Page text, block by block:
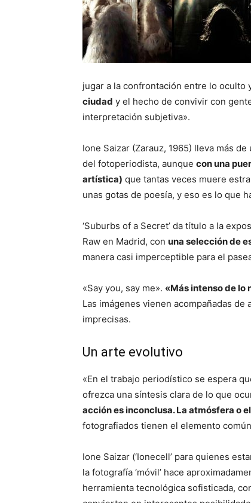
jugar a la confrontación entre lo oculto
ciudad y el hecho de convivir con
interpretación subjetiva».
Ione Saizar (Zarauz, 1965) lleva más
del fotoperiodista, aunque con una
artística) que tantas veces muere
unas gotas de poesía, y eso es lo que
‘Suburbs of a Secret’ da título a la
Raw en Madrid, con una selección de
manera casi imperceptible para el
«Say you, say me». «Más intenso de lo
Las imágenes vienen acompañadas
imprecisas.
Un arte evolutivo
«En el trabajo periodístico se espera
ofrezca una síntesis clara de lo que
acción es inconclusa. La atmósfera o
fotografiados tienen el elemento
Ione Saizar (‘Ionecell’ para quienes
la fotografía ‘móvil’ hace
herramienta tecnológica sofisticada,